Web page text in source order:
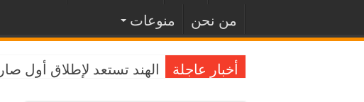
من نحن
منوعات
أخبار عاجلة الهند تستعد لإطلاق أول